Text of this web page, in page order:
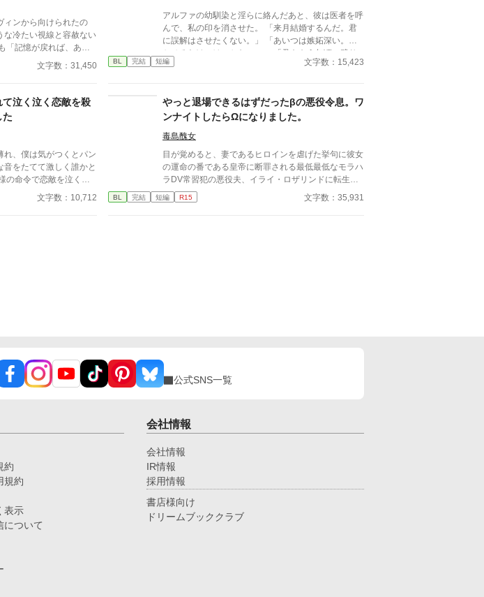
ィンから向けられたの
な冷たい視線と容赦ない
「記憶が戻れば、あの
続けたニコラス。 しか
ニコラスの手紙を破り
」 ​誰も信じら
留学することになっ
、新しい幸福を掴んだ
った」と涙を流すアル
コラスの心には少しの情
文字数：31,450
アルファの幼馴染と淫らに絡んだあと、彼は医者を呼
んで、私の印を消させた。 「来月結婚するんだ。君
に誤解はさせたくない。」 「あいつは嫉妬深い。泣
かせるわけにはいかない。」 「君ももう年頃の残り
物のオメガだろ？ 俺の印をつけたまま、他のアルフ
小切手を私に投げ渡す。 「長い間、俺に従ってきた
んだから、君を傷つけたりはしない。」 「結婚の日
くつかのコメントを拝見し、大変申し訳なく思ってお
ります。 私は現在日本語を勉強しており、この文章
はAI作品ではありませんが、 一部に翻訳ソフトを使
用しています。 もし読んでくださる中で日本語のお
かしな点をご指摘いただけましたら、 本当にありが
たく思います。
BL 完結 短編 文字数：15,423
泣く泣く恋敵を殺
た
れ、僕は気がつくとパン
をたてて激しく誰かと
ちゃった、ちょっとアホ
文字数：10,712
やっと退場できるはずだったβの悪役令息。ワ
ンナイトしたらΩになりました。
毒島醜女
目が覚めると、妻であるヒロインを虐げた挙句に彼女
の運命の番である皇帝に断罪される最低最低なモラハ
ラDV常習犯の悪役夫、イライ・ロザリンドに転生し
た。 そんな最期は絶対に避けたいイライはヒーロー
とヒロインの仲を結ばせつつ、ヒロインと円満に別れ
息の元βのΩのラブストーリー。
BL 完結 短編 R15 文字数：35,931
公式SNS一覧
約
規約
表示
について
会社情報
会社情報
IR情報
採用情報
書店様向け
ドリームブッククラブ